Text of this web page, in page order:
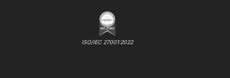
ISO/IEC 27001:2022